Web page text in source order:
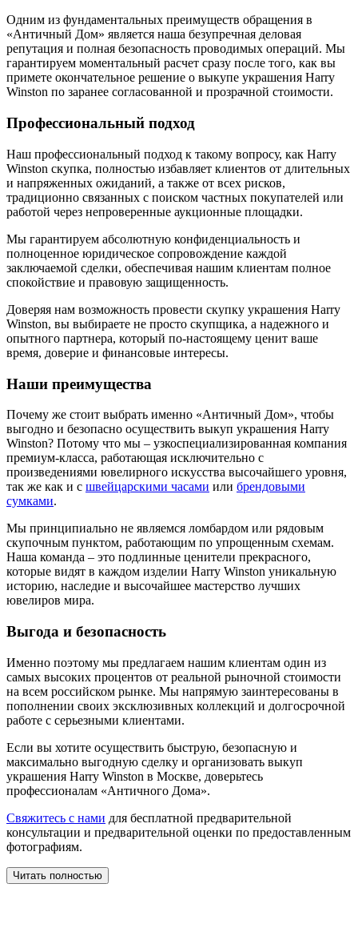
Одним из фундаментальных преимуществ обращения в
«Античный Дом» является наша безупречная деловая
репутация и полная безопасность проводимых операций. Мы
гарантируем моментальный расчет сразу после того, как вы
примете окончательное решение о выкупе украшения Harry
Winston по заранее согласованной и прозрачной стоимости.
Профессиональный подход
Наш профессиональный подход к такому вопросу, как Harry
Winston скупка, полностью избавляет клиентов от длительных
и напряженных ожиданий, а также от всех рисков,
традиционно связанных с поиском частных покупателей или
работой через непроверенные аукционные площадки.
Мы гарантируем абсолютную конфиденциальность и
полноценное юридическое сопровождение каждой
заключаемой сделки, обеспечивая нашим клиентам полное
спокойствие и правовую защищенность.
Доверяя нам возможность провести скупку украшения Harry
Winston, вы выбираете не просто скупщика, а надежного и
опытного партнера, который по-настоящему ценит ваше
время, доверие и финансовые интересы.
Наши преимущества
Почему же стоит выбрать именно «Античный Дом», чтобы
выгодно и безопасно осуществить выкуп украшения Harry
Winston? Потому что мы – узкоспециализированная компания
премиум-класса, работающая исключительно с
произведениями ювелирного искусства высочайшего уровня,
так же как и с швейцарскими часами или брендовыми
сумками.
Мы принципиально не являемся ломбардом или рядовым
скупочным пунктом, работающим по упрощенным схемам.
Наша команда – это подлинные ценители прекрасного,
которые видят в каждом изделии Harry Winston уникальную
историю, наследие и высочайшее мастерство лучших
ювелиров мира.
Выгода и безопасность
Именно поэтому мы предлагаем нашим клиентам один из
самых высоких процентов от реальной рыночной стоимости
на всем российском рынке. Мы напрямую заинтересованы в
пополнении своих эксклюзивных коллекций и долгосрочной
работе с серьезными клиентами.
Если вы хотите осуществить быструю, безопасную и
максимально выгодную сделку и организовать выкуп
украшения Harry Winston в Москве, доверьтесь
профессионалам «Античного Дома».
Свяжитесь с нами для бесплатной предварительной
консультации и предварительной оценки по предоставленным
фотографиям.
Читать полностью